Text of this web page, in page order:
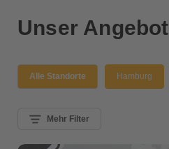
Unser Angebot
Alle Standorte Hamburg
Mehr Filter